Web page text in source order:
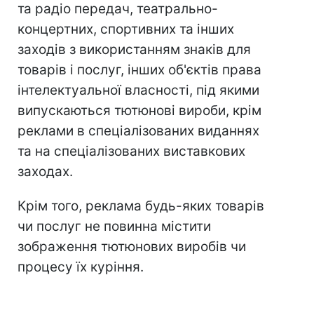
та радіо передач, театрально-
концертних, спортивних та інших
заходів з використанням знаків для
товарів і послуг, інших об'єктів права
інтелектуальної власності, під якими
випускаються тютюнові вироби, крім
реклами в спеціалізованих виданнях
та на спеціалізованих виставкових
заходах.
Крім того, реклама будь-яких товарів
чи послуг не повинна містити
зображення тютюнових виробів чи
процесу їх куріння.